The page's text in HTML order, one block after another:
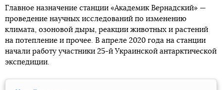
Главное назначение станции «Академик Вернадский» —
проведение научных исследований по изменению
климата, озоновой дыры, реакции животных и растений
на потепление и прочее. В апреле 2020 года на станции
начали работу участники 25-й Украинской антарктической
экспедиции.